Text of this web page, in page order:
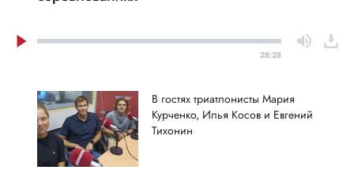
28:28
В гостях триатлонисты Мария
Курченко, Илья Косов и Евгений
Тихонин